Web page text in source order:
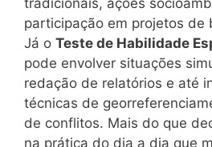
tradicionais, ações
participação em projetos de
Já o Teste de Habilidade
pode envolver situações
redação de relatórios e até
técnicas de
de conflitos. Mais do que
na prática do dia a dia que